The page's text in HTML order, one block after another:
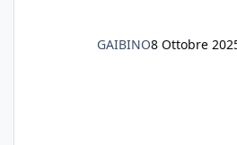
GAIBINO8 Ottobre